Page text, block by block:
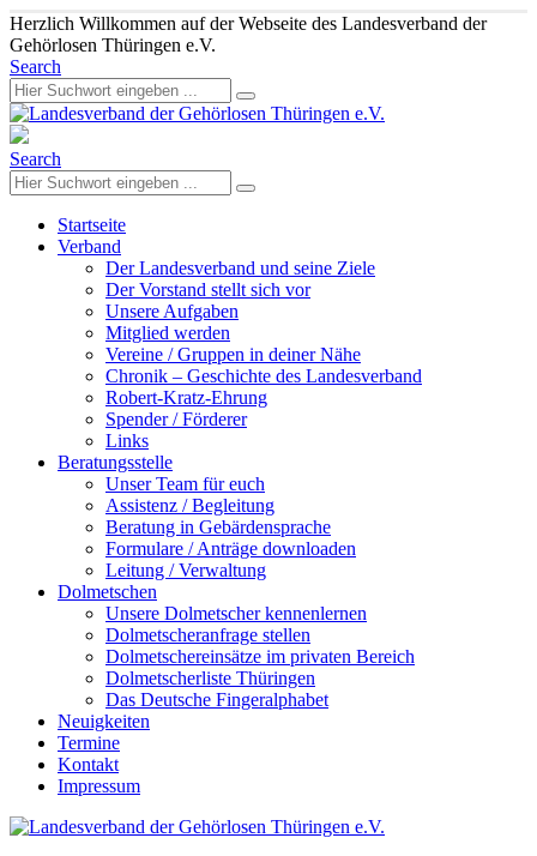
Herzlich Willkommen auf der Webseite des Landesverband der
Gehörlosen Thüringen e.V.
Search
Search
Startseite
Verband
Der Landesverband und seine Ziele
Der Vorstand stellt sich vor
Unsere Aufgaben
Mitglied werden
Vereine / Gruppen in deiner Nähe
Chronik – Geschichte des Landesverband
Robert-Kratz-Ehrung
Spender / Förderer
Links
Beratungsstelle
Unser Team für euch
Assistenz / Begleitung
Beratung in Gebärdensprache
Formulare / Anträge downloaden
Leitung / Verwaltung
Dolmetschen
Unsere Dolmetscher kennenlernen
Dolmetscheranfrage stellen
Dolmetschereinsätze im privaten Bereich
Dolmetscherliste Thüringen
Das Deutsche Fingeralphabet
Neuigkeiten
Termine
Kontakt
Impressum